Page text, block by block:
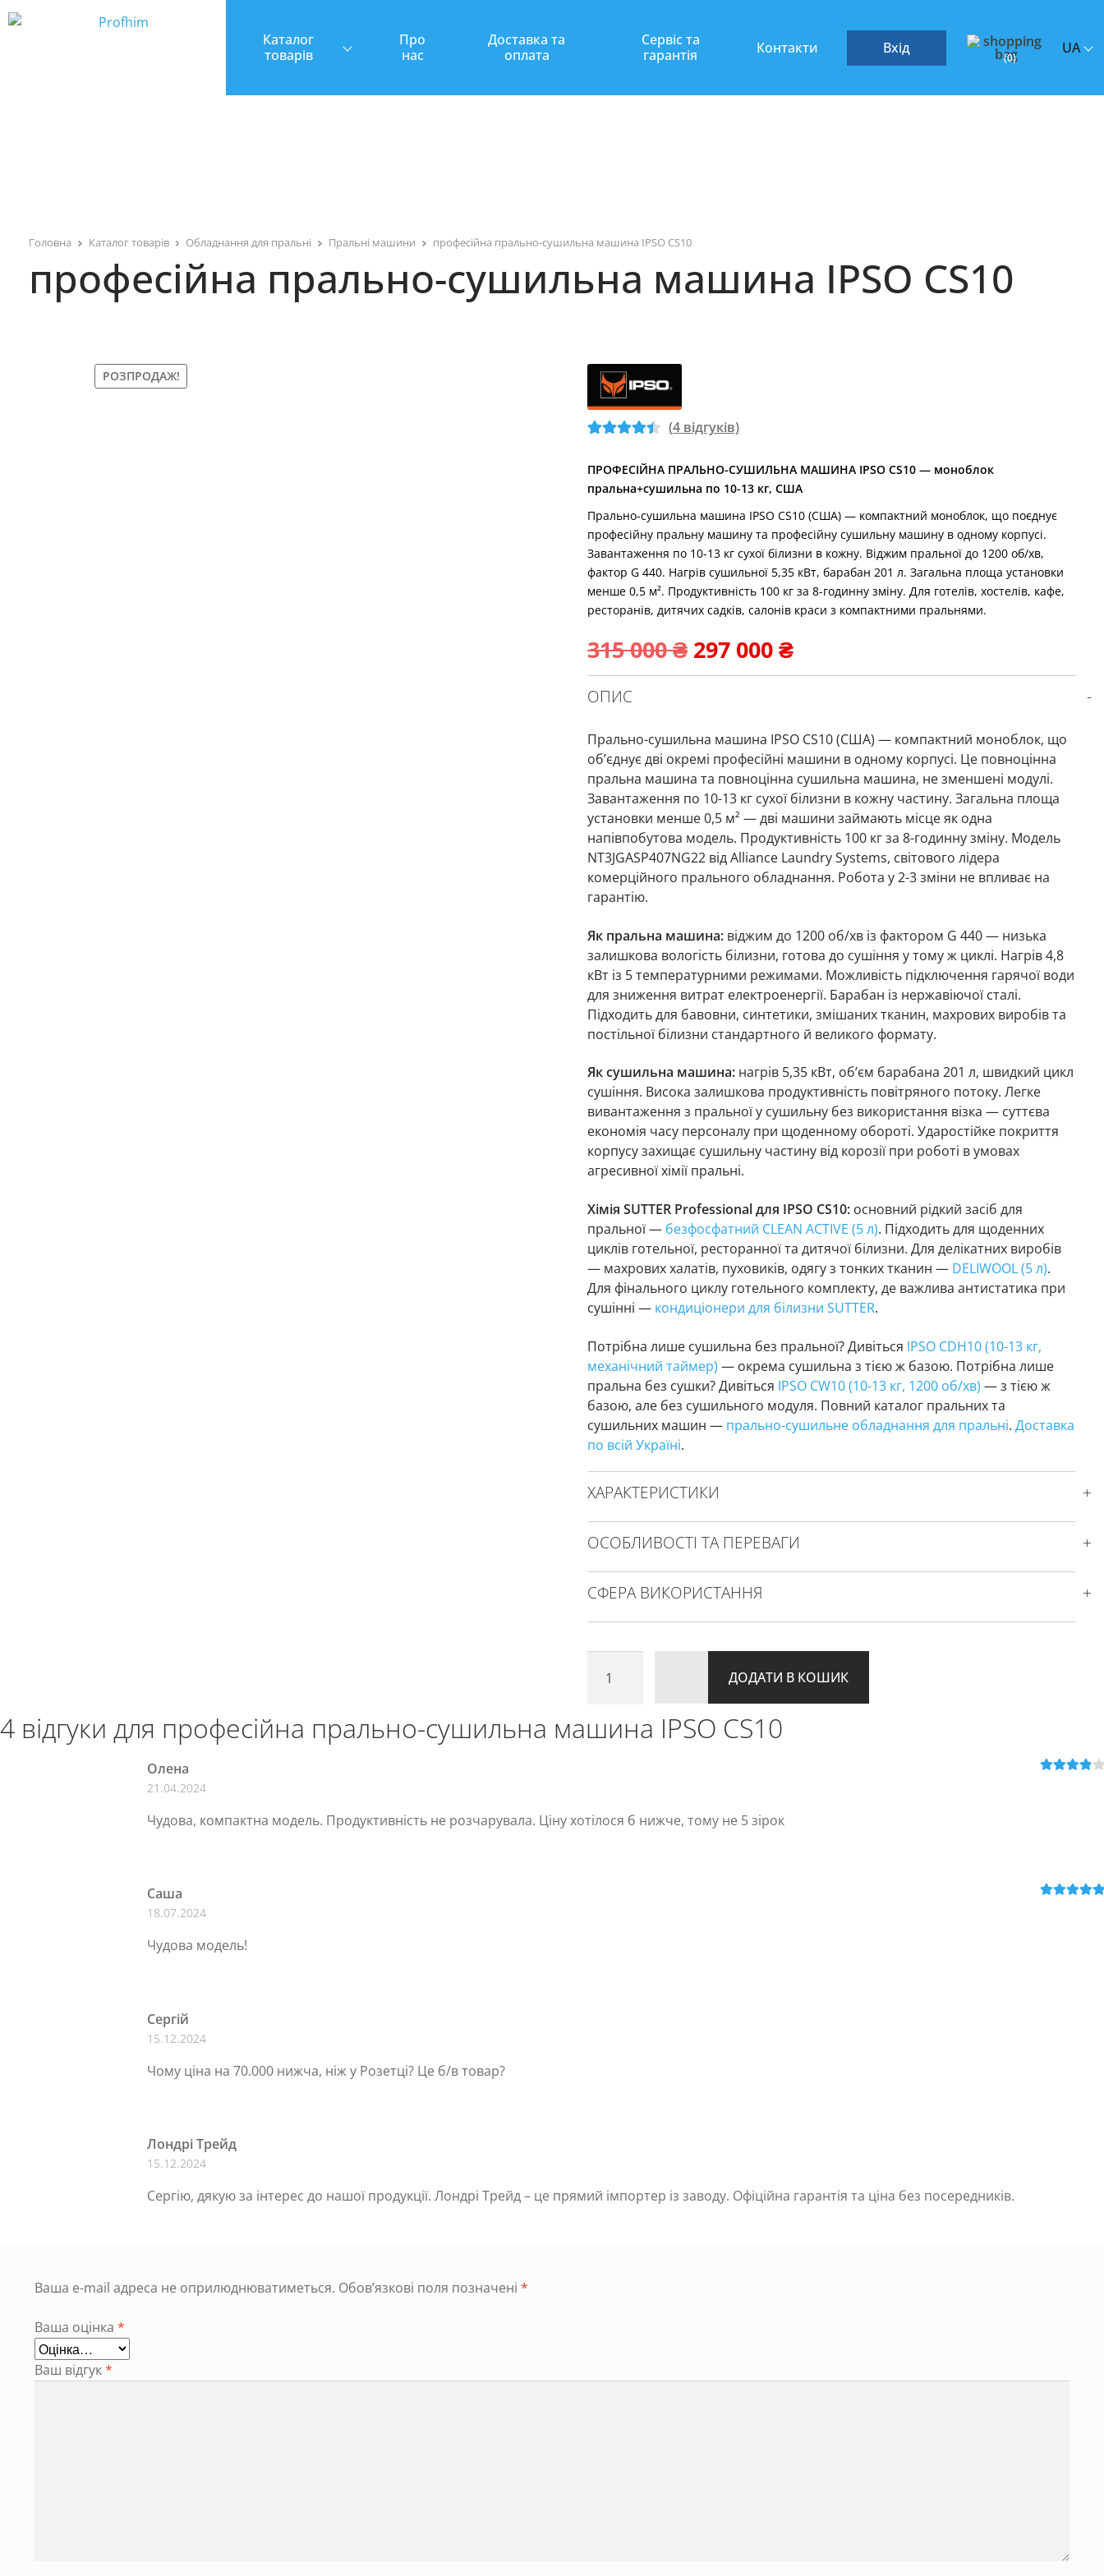
Каталог
товарів
Про
нас
Доставка та
оплата
Сервіс та
гарантія
Контакти Вхід
(0)
UA
Головна Каталог товарів Обладнання для пральні Пральні машини професійна прально-сушильна машина IPSO CS10
професійна прально-сушильна машина IPSO CS10
РОЗПРОДАЖ!
4.5з 5 на
основі
покупців
(4відгуків)
315 000₴ Оригінальна
ціна:
000 ₴.
297 000₴Поточна
ціна:
000 ₴.
прально-
машина
IPSO
ДОДАТИ В КОШИК
ПРОФЕСІЙНА ПРАЛЬНО-СУШИЛЬНА МАШИНА IPSO CS10 — моноблок
пральна+сушильна по 10-13 кг, США
Прально-сушильна машина IPSO CS10 (США) — компактний моноблок, що поєднує
професійну пральну машину та професійну сушильну машину в одному корпусі.
Завантаження по 10-13 кг сухої білизни в кожну. Віджим пральної до 1200 об/хв,
фактор G 440. Нагрів сушильної 5,35 кВт, барабан 201 л. Загальна площа установки
менше 0,5 м². Продуктивність 100 кг за 8-годинну зміну. Для готелів, хостелів, кафе,
ресторанів, дитячих садків, салонів краси з компактними пральнями.
ОПИС
Прально-сушильна машина IPSO CS10 (США) — компактний моноблок, що
об’єднує дві окремі професійні машини в одному корпусі. Це повноцінна
пральна машина та повноцінна сушильна машина, не зменшені модулі.
Завантаження по 10-13 кг сухої білизни в кожну частину. Загальна площа
установки менше 0,5 м² — дві машини займають місце як одна
напівпобутова модель. Продуктивність 100 кг за 8-годинну зміну. Модель
NT3JGASP407NG22 від Alliance Laundry Systems, світового лідера
комерційного прального обладнання. Робота у 2-3 зміни не впливає на
гарантію.
Як пральна машина: віджим до 1200 об/хв із фактором G 440 — низька
залишкова вологість білизни, готова до сушіння у тому ж циклі. Нагрів 4,8
кВт із 5 температурними режимами. Можливість підключення гарячої води
для зниження витрат електроенергії. Барабан із нержавіючої сталі.
Підходить для бавовни, синтетики, змішаних тканин, махрових виробів та
постільної білизни стандартного й великого формату.
Як сушильна машина: нагрів 5,35 кВт, об’єм барабана 201 л, швидкий цикл
сушіння. Висока залишкова продуктивність повітряного потоку. Легке
вивантаження з пральної у сушильну без використання візка — суттєва
економія часу персоналу при щоденному обороті. Ударостійке покриття
корпусу захищає сушильну частину від корозії при роботі в умовах
агресивної хімії пральні.
Хімія SUTTER Professional для IPSO CS10: основний рідкий засіб для
пральної — безфосфатний CLEAN ACTIVE (5 л). Підходить для щоденних
циклів готельної, ресторанної та дитячої білизни. Для делікатних виробів
— махрових халатів, пуховиків, одягу з тонких тканин — DELIWOOL (5 л).
Для фінального циклу готельного комплекту, де важлива антистатика при
сушінні — кондиціонери для білизни SUTTER.
Потрібна лише сушильна без пральної? Дивіться IPSO CDH10 (10-13 кг,
механічний таймер) — окрема сушильна з тією ж базою. Потрібна лише
пральна без сушки? Дивіться IPSO CW10 (10-13 кг, 1200 об/хв) — з тією ж
базою, але без сушильного модуля. Повний каталог пральних та
сушильних машин — прально-сушильне обладнання для пральні. Доставка
по всій Україні.
ХАРАКТЕРИСТИКИ
ОСОБЛИВОСТІ ТА ПЕРЕВАГИ
СФЕРА ВИКОРИСТАННЯ
4 відгуки для професійна прально-сушильна машина IPSO CS10
Олена
21.04.2024
Чудова, компактна модель. Продуктивність не розчарувала. Ціну хотілося б нижче, тому не 5 зірок
Саша
18.07.2024
Чудова модель!
Сергій
15.12.2024
Чому ціна на 70.000 нижча, ніж у Розетці? Це б/в товар?
Лондрі Трейд
15.12.2024
Сергію, дякую за інтерес до нашої продукції. Лондрі Трейд – це прямий імпортер із заводу. Офіційна гарантія та ціна без посередників.
Ваша e-mail адреса не оприлюднюватиметься. Обов’язкові поля позначені *
Ваша оцінка *
Ваш відгук*